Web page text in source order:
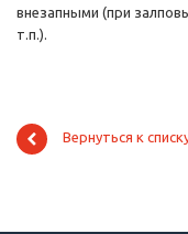
внезапными (при
т.п.).
Вернуться к